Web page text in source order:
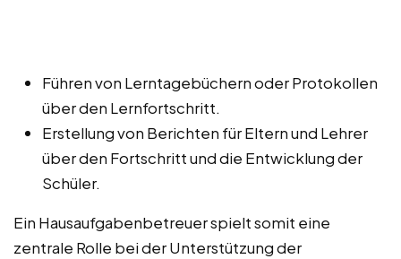
Führen von Lerntagebüchern oder Protokollen
über den Lernfortschritt.
Erstellung von Berichten für Eltern und Lehrer
über den Fortschritt und die Entwicklung der
Schüler.
Ein Hausaufgabenbetreuer spielt somit eine
zentrale Rolle bei der Unterstützung der